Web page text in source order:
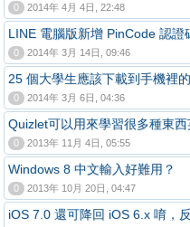
0 2014年 4月 4日, 22:48
LINE 電腦版新增 PinCode 認
0 2014年 3月 14日, 09:46
25 個大學生應該下載到手機裡
0 2014年 3月 6日, 04:36
Quizlet可以用來學習很多種東西
0 2013年 11月 4日, 05:55
Windows 8 中文輸入好難用？
0 2013年 10月 20日, 04:47
iOS 7.0 還可降回 iOS 6.x 唷，